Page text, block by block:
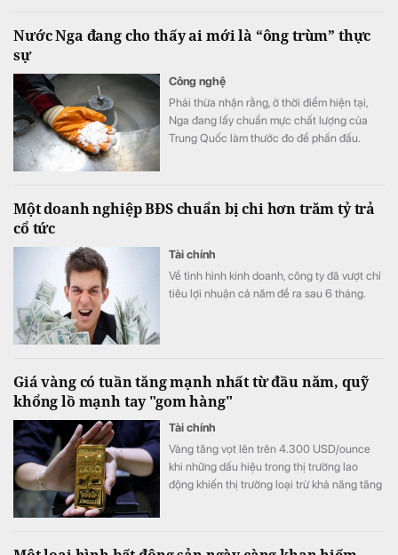
không gian ngoài trời riêng tư tuyệt đối.
Nước Nga đang cho thấy ai mới là “ông trùm” thực
sự
Công nghệ
Phải thừa nhận rằng, ở thời điểm hiện tại,
Nga đang lấy chuẩn mực chất lượng của
Trung Quốc làm thước đo để phấn đấu.
Một doanh nghiệp BĐS chuẩn bị chi hơn trăm tỷ trả
cổ tức
Tài chính
Về tình hình kinh doanh, công ty đã vượt chỉ
tiêu lợi nhuận cả năm đề ra sau 6 tháng.
Giá vàng có tuần tăng mạnh nhất từ đầu năm, quỹ
khổng lồ mạnh tay "gom hàng"
Tài chính
Vàng tăng vọt lên trên 4.300 USD/ounce
khi những dấu hiệu trong thị trường lao
động khiến thị trường loại trừ khả năng tăng